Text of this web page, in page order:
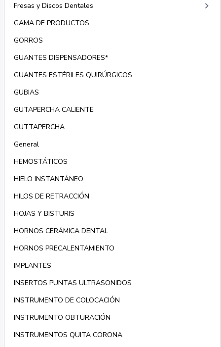
Fresas y Discos Dentales keyboard_arrow_right
GAMA DE PRODUCTOS
GORROS
GUANTES DISPENSADORES*
GUANTES ESTÉRILES QUIRÚRGICOS
GUBIAS
GUTAPERCHA CALIENTE
GUTTAPERCHA
General
HEMOSTÁTICOS
HIELO INSTANTÁNEO
HILOS DE RETRACCIÓN
HOJAS Y BISTURIS
HORNOS CERÁMICA DENTAL
HORNOS PRECALENTAMIENTO
IMPLANTES
INSERTOS PUNTAS ULTRASONIDOS
INSTRUMENTO DE COLOCACIÓN
INSTRUMENTO OBTURACIÓN
INSTRUMENTOS QUITA CORONA